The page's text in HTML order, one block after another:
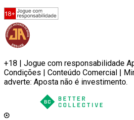
+18 | Jogue com responsabilidade
Condições | Conteúdo Comercial |
adverte: Aposta não é investimento.